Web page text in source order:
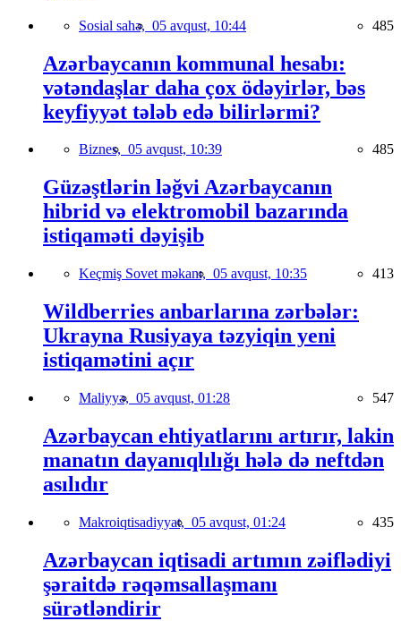
Sosial sahə, 05 avqust, 10:44 485
Azərbaycanın kommunal hesabı:
vətəndaşlar daha çox ödəyirlər, bəs
keyfiyyət tələb edə bilirlərmi?
Biznes, 05 avqust, 10:39 485
Güzəştlərin ləğvi Azərbaycanın
hibrid və elektromobil bazarında
istiqaməti dəyişib
Keçmiş Sovet məkanı, 05 avqust, 10:35 413
Wildberries anbarlarına zərbələr:
Ukrayna Rusiyaya təzyiqin yeni
istiqamətini açır
Maliyyə, 05 avqust, 01:28 547
Azərbaycan ehtiyatlarını artırır, lakin
manatın dayanıqlılığı hələ də neftdən
asılıdır
Makroiqtisadiyyat, 05 avqust, 01:24 435
Azərbaycan iqtisadi artımın zəiflədiyi
şəraitdə rəqəmsallaşmanı
sürətləndirir